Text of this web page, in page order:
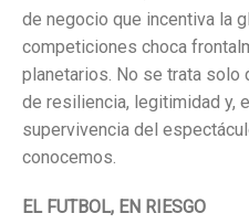
de negocio que incentiva la
competiciones choca
planetarios. No se trata solo
de resiliencia, legitimidad y,
supervivencia del
conocemos.
EL FUTBOL, EN RIESGO